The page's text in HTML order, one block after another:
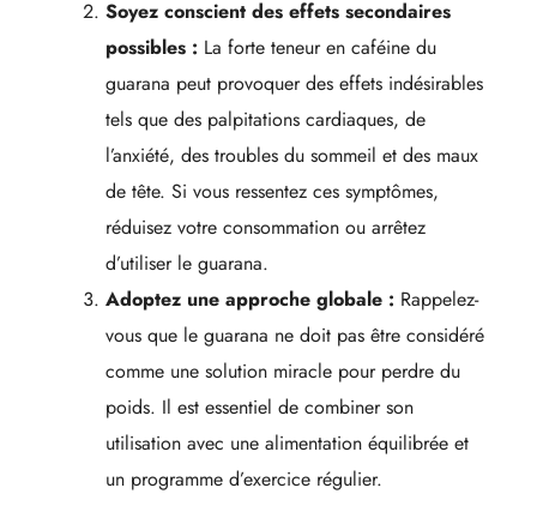
Soyez conscient des effets secondaires
possibles : La forte teneur en caféine du
guarana peut provoquer des effets indésirables
tels que des palpitations cardiaques, de
l’anxiété, des troubles du sommeil et des maux
de tête. Si vous ressentez ces symptômes,
réduisez votre consommation ou arrêtez
d’utiliser le guarana.
Adoptez une approche globale : Rappelez-
vous que le guarana ne doit pas être considéré
comme une solution miracle pour perdre du
poids. Il est essentiel de combiner son
utilisation avec une alimentation équilibrée et
un programme d’exercice régulier.